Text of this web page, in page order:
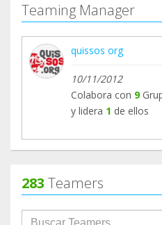
Teaming Manager
quissos org
10/11/2012
Colabora con 9
y lidera 1 de ellos
283 Teamers